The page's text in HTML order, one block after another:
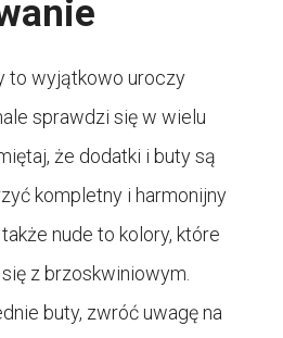
to wyjątkowo uroczy
sprawdzi się w wielu
że dodatki i buty są
kompletny i harmonijny
nude to kolory, które
z brzoskwiniowym.
buty, zwróć uwagę na